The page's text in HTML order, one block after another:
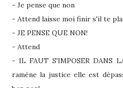
- Je pense que non
- Attend laisse moi finir s'il te
- JE PENSE QUE NON!
- Attend
- IL FAUT S'IMPOSER DANS
ramène la justice elle est